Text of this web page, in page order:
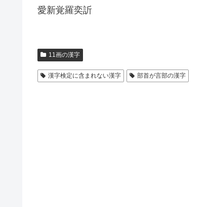
愛新覚羅奕訢
11画の漢字
漢字検定に含まれない漢字 部首が言部の漢字